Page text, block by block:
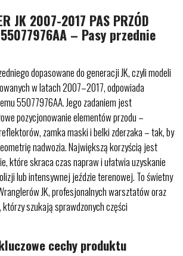
JK 2007-2017 PAS PRZÓD
55077976AA – Pasy przednie
dopasowane do generacji JK, czyli modeli
w latach 2007–2017, odpowiada
55077976AA. Jego zadaniem jest
pozycjonowanie elementów przodu –
zamka maski i belki zderzaka – tak, by
nadwozia. Największą korzyścią jest
które skraca czas napraw i ułatwia uzyskanie
lub intensywnej jeździe terenowej. To świetny
JK, profesjonalnych warsztatów oraz
szukają sprawdzonych części
cechy produktu